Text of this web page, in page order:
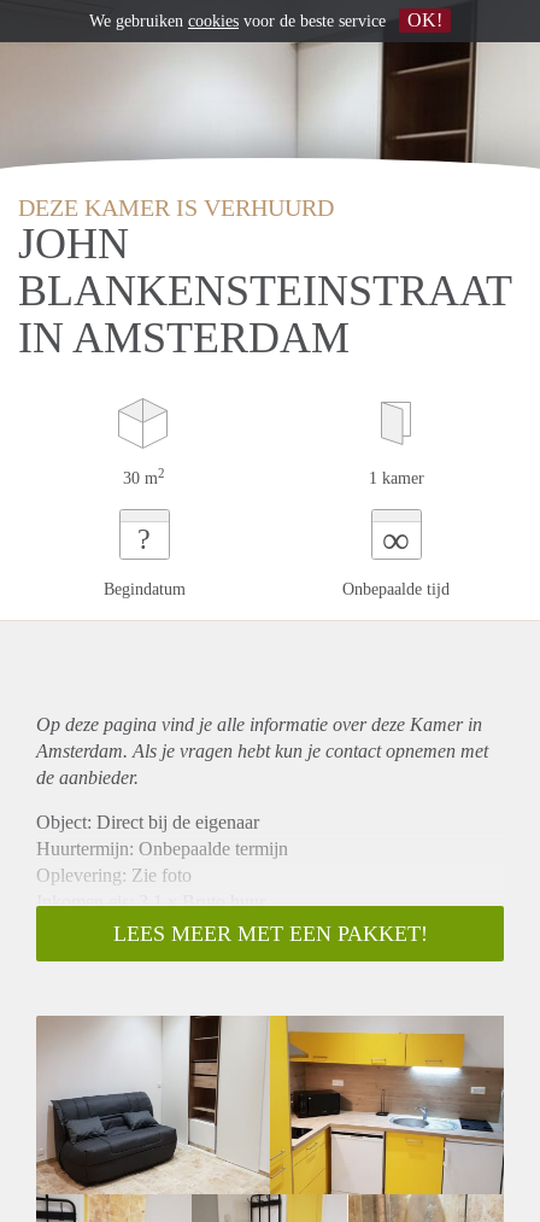
DEZE KAMER IS VERHUURD
JOHN
BLANKENSTEINSTRAAT
IN AMSTERDAM
30 m2 1 kamer
?
Begindatum
∞
Onbepaalde tijd
Op deze pagina vind je alle informatie over deze Kamer in
Amsterdam. Als je vragen hebt kun je contact opnemen met
de aanbieder.
Object: Direct bij de eigenaar
Huurtermijn: Onbepaalde termijn
Oplevering: Zie foto
Inkomen eis: 3,1 x Bruto huur
Garantiestelling mogelijk: Ja
Borg: 1 Maand
Huisdieren toegestaan: Afhankelijk van de Eigenaar
Huurtoeslag grens: Nee
Geschikt voor studenten: Afhankelijk van de Eigenaar
LEES MEER MET EEN PAKKET!
We gebruiken cookies voor de beste service OK!